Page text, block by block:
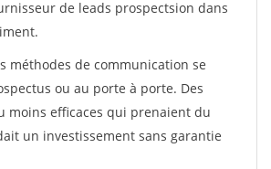
de leads prospectsion dans
méthodes de communication se
ou au porte à porte. Des
moins efficaces qui prenaient du
un investissement sans garantie